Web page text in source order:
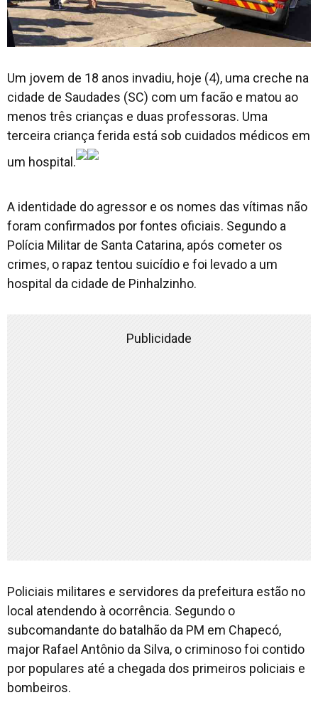
Um jovem de 18 anos invadiu, hoje (4), uma creche na
cidade de Saudades (SC) com um facão e matou ao
menos três crianças e duas professoras. Uma
terceira criança ferida está sob cuidados médicos em
um hospital.
A identidade do agressor e os nomes das vítimas não
foram confirmados por fontes oficiais. Segundo a
Polícia Militar de Santa Catarina, após cometer os
crimes, o rapaz tentou suicídio e foi levado a um
hospital da cidade de Pinhalzinho.
Publicidade
Policiais militares e servidores da prefeitura estão no
local atendendo à ocorrência. Segundo o
subcomandante do batalhão da PM em Chapecó,
major Rafael Antônio da Silva, o criminoso foi contido
por populares até a chegada dos primeiros policiais e
bombeiros.